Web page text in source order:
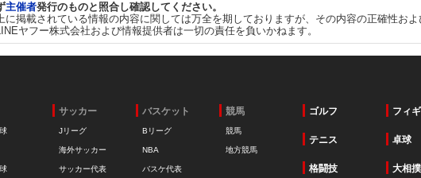
主催者発行のものと照合し確認してください。
掲載されている情報の内容に関しては万全を期しておりますが、その内容の正確性お
ヤフー株式会社および情報提供者は一切の責任を負いかねます。
サッカー
Jリーグ
海外サッカー
サッカー代表
バスケット
Bリーグ
NBA
バスケ代表
競馬
競馬
地方競馬
ゴルフ フィ
テニス 卓球
格闘技 大相撲